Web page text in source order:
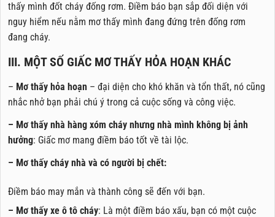
thấy mình đốt cháy đống rơm. Điềm báo bạn sắp đối diện với
nguy hiểm nếu nằm mơ thấy mình đang đứng trên đống rơm
đang cháy.
III. MỘT SỐ GIẤC MƠ THẤY HỎA HOẠN KHÁC
– Mơ thấy hỏa hoạn – đại diện cho khó khăn và tổn thất, nó cũng
nhắc nhở bạn phải chú ý trong cả cuộc sống và công việc.
– Mơ thấy nhà hàng xóm cháy nhưng nhà mình không bị ảnh
hưởng: Giấc mơ mang điềm báo tốt về tài lộc.
– Mơ thấy cháy nhà và có người bị chết:
Điềm báo may mắn và thành công sẽ đến với bạn.
– Mơ thấy xe ô tô cháy: Là một điềm báo xấu, bạn có một cuộc